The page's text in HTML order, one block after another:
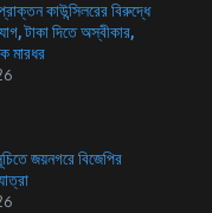
কাউন্সিলরের বিরুদ্ধে
টাকা দিতে অস্বীকার,
মারধর
জয়নগরে বিজেপির